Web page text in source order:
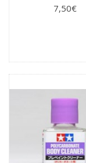
7,50€